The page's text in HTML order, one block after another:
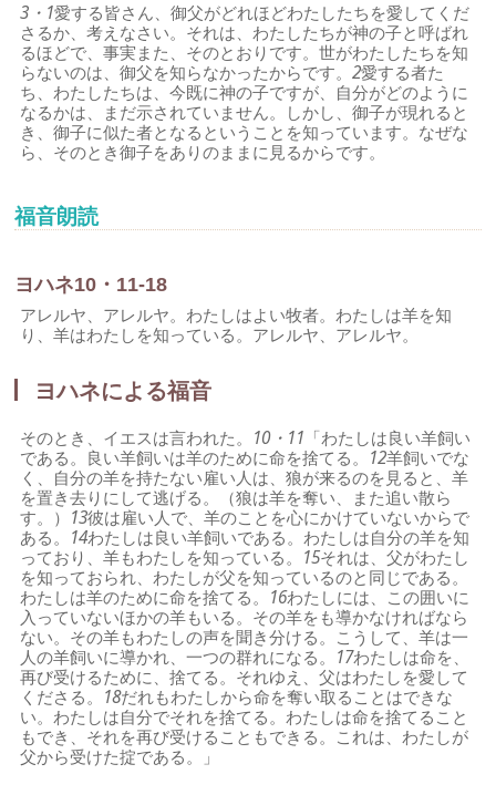
3・1愛する皆さん、御父がどれほどわたしたちを愛してくだ
さるか、考えなさい。それは、わたしたちが神の子と呼ばれ
るほどで、事実また、そのとおりです。世がわたしたちを知
らないのは、御父を知らなかったからです。2愛する者た
ち、わたしたちは、今既に神の子ですが、自分がどのように
なるかは、まだ示されていません。しかし、御子が現れると
き、御子に似た者となるということを知っています。なぜな
ら、そのとき御子をありのままに見るからです。
福音朗読
ヨハネ10・11-18
アレルヤ、アレルヤ。わたしはよい牧者。わたしは羊を知
り、羊はわたしを知っている。アレルヤ、アレルヤ。
ヨハネによる福音
そのとき、イエスは言われた。 10・11 「わたしは良い羊飼い
である。良い羊飼いは羊のために命を捨てる。 12羊飼いでな
く、自分の羊を持たない雇い人は、狼が来るのを見ると、羊
を置き去りにして逃げる。（狼は羊を奪い、また追い散ら
す。） 13彼は雇い人で、羊のことを心にかけていないからで
ある。 14わたしは良い羊飼いである。わたしは自分の羊を知
っており、羊もわたしを知っている。 15それは、父がわたし
を知っておられ、わたしが父を知っているのと同じである。
わたしは羊のために命を捨てる。 16わたしには、この囲いに
入っていないほかの羊もいる。その羊をも導かなければなら
ない。その羊もわたしの声を聞き分ける。こうして、羊は一
人の羊飼いに導かれ、一つの群れになる。 17わたしは命を、
再び受けるために、捨てる。それゆえ、父はわたしを愛して
くださる。 18だれもわたしから命を奪い取ることはできな
い。わたしは自分でそれを捨てる。わたしは命を捨てること
もでき、それを再び受けることもできる。これは、わたしが
父から受けた掟である。」